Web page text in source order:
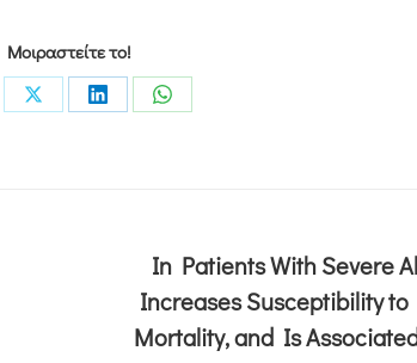
Μοιραστείτε το!
In Patients With Severe
Increases Susceptibility
Mortality, and Is